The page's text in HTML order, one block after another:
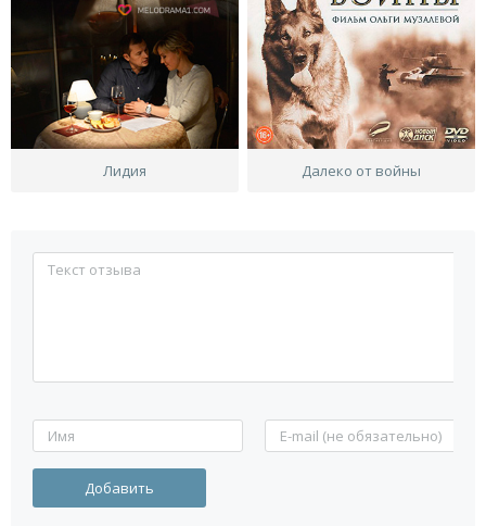
Лидия Далеко от войны